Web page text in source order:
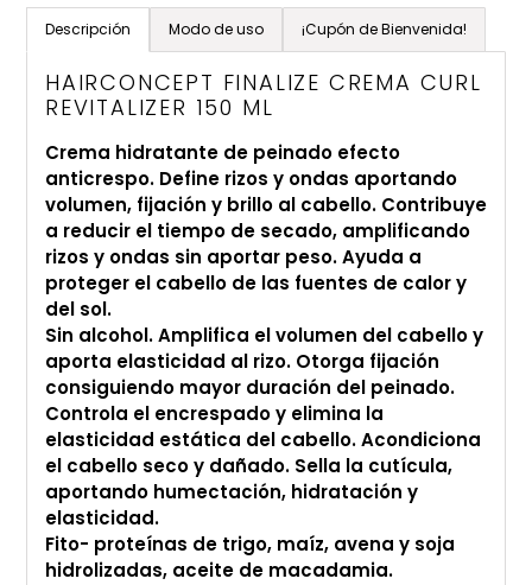
de
compra
Descripción Modo de uso ¡Cupón de Bienvenida!
HAIRCONCEPT FINALIZE CREMA CURL
REVITALIZER 150 ML
Crema hidratante de peinado efecto
anticrespo. Define rizos y ondas aportando
volumen, fijación y brillo al cabello. Contribuye
a reducir el tiempo de secado, amplificando
rizos y ondas sin aportar peso. Ayuda a
proteger el cabello de las fuentes de calor y
del sol.
Sin alcohol. Amplifica el volumen del cabello y
aporta elasticidad al rizo. Otorga fijación
consiguiendo mayor duración del peinado.
Controla el encrespado y elimina la
elasticidad estática del cabello. Acondiciona
el cabello seco y dañado. Sella la cutícula,
aportando humectación, hidratación y
elasticidad.
Fito- proteínas de trigo, maíz, avena y soja
hidrolizadas, aceite de macadamia.